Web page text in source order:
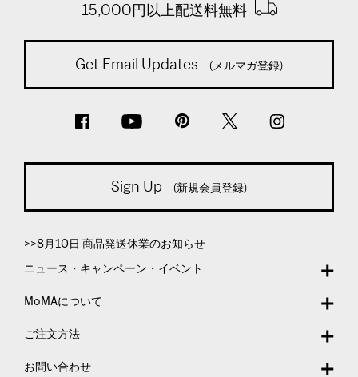
15,000円以上配送料無料
Get Email Updates (メルマガ登録)
Sign Up (新規会員登録)
>>8月10日 商品発送休業のお知らせ
ニュース・キャンペーン・イベント
MoMAについて
ご注文方法
お問い合わせ